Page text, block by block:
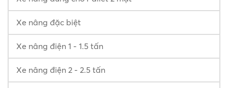
Xe nâng đặc biệt
Xe nâng điện 1 - 1.5 tấn
Xe nâng điện 2 - 2.5 tấn